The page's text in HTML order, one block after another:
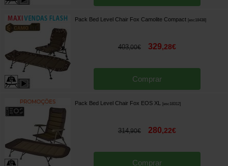
Pack Bed Level Chair Fox Camolite Compact [esc18438]
403,00€ 329,28€
Comprar
Pack Bed Level Chair Fox EOS XL [esc18312]
314,90€ 280,22€
Comprar